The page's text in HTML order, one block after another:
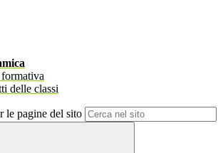
delle classi
le pagine del sito